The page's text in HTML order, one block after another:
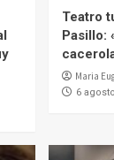
Teatro
Pasillo:
Maria
6